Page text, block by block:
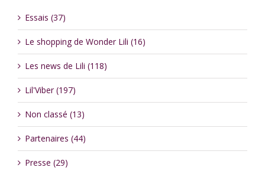
Essais (37)
Le shopping de Wonder Lili (16)
Les news de Lili (118)
Lil'Viber (197)
Non classé (13)
Partenaires (44)
Presse (29)